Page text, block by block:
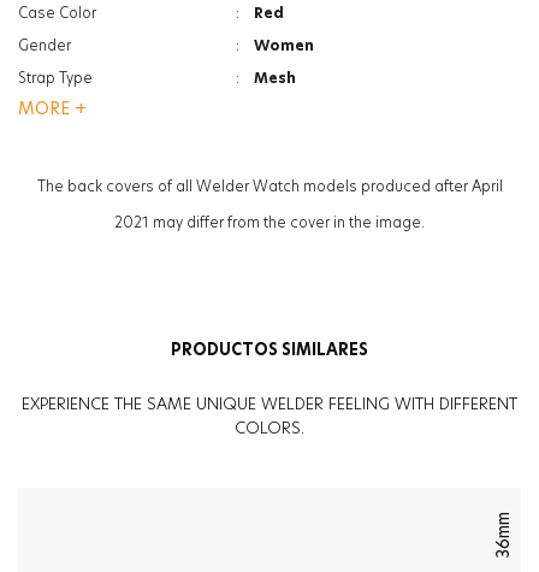
Case Color
:
Red
Gender
:
Women
Strap Type
:
Mesh
Case Thickness
Function
Dual Time
MORE +
The back covers of all Welder Watch models produced after April
2021 may differ from the cover in the image.
PRODUCTOS SIMILARES
EXPERIENCE THE SAME UNIQUE WELDER FEELING WITH DIFFERENT
COLORS.
36mm